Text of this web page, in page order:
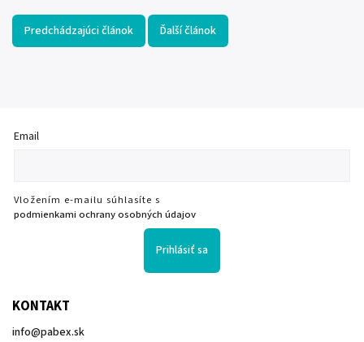
Predchádzajúci článok Ďalší článok
Email
Vložením e-mailu súhlasíte s
podmienkami ochrany osobných údajov
Prihlásiť sa
KONTAKT
info@pabex.sk